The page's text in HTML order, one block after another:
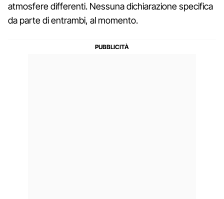
atmosfere differenti. Nessuna dichiarazione specifica
da parte di entrambi, al momento.